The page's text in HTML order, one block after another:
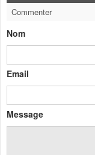
Commenter
Nom
Email
Message